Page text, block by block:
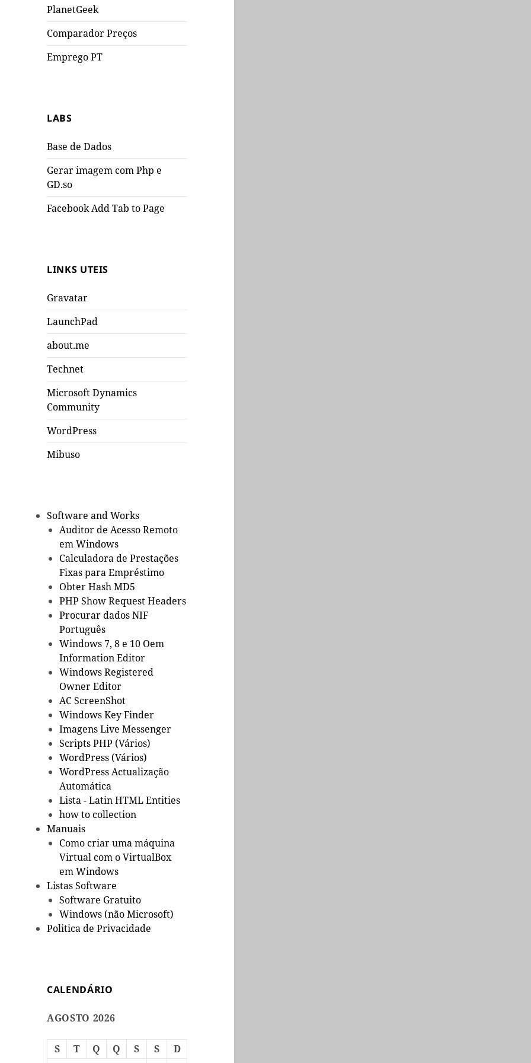
PlanetGeek
Comparador Preços
Emprego PT
LABS
Base de Dados
Gerar imagem com Php e
GD.so
Facebook Add Tab to Page
LINKS UTEIS
Gravatar
LaunchPad
about.me
Technet
Microsoft Dynamics
Community
WordPress
Mibuso
Software and Works
Auditor de Acesso Remoto
em Windows
Calculadora de Prestações
Fixas para Empréstimo
Obter Hash MD5
PHP Show Request Headers
Procurar dados NIF
Português
Windows 7, 8 e 10 Oem
Information Editor
Windows Registered
Owner Editor
AC ScreenShot
Windows Key Finder
Imagens Live Messenger
Scripts PHP (Vários)
WordPress (Vários)
WordPress Actualização
Automática
Lista - Latin HTML Entities
how to collection
Manuais
Como criar uma máquina
Virtual com o VirtualBox
em Windows
Listas Software
Software Gratuito
Windows (não Microsoft)
Politica de Privacidade
CALENDÁRIO
AGOSTO 2026
S T Q Q S S
D